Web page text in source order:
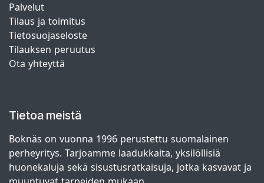
Palvelut
Tilaus ja toimitus
Tietosuojaseloste
Tilauksen peruutus
Ota yhteyttä
Tietoa meistä
Boknäs on vuonna 1996 perustettu suomalainen
perheyritys. Tarjoamme laadukkaita, yksilöllisiä
huonekaluja sekä sisustusratkaisuja, jotka kasvavat ja